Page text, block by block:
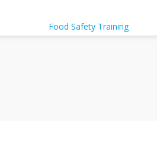
Food Safety Training